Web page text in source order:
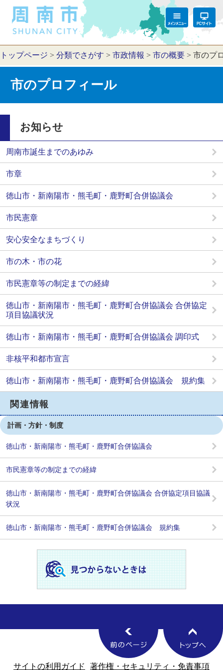
トップページ > 分類でさがす > 市政情報 > 市の概要 > 市のプ
市のプロフィール
お知らせ
周南市誕生までのあゆみ
市章
徳山市・新南陽市・熊毛町・鹿野町合併協議会
市民憲章
安心安全なまちづくり
市の木・市の花
市民憲章等の制定までの経緯
徳山市・新南陽市・熊毛町・鹿野町合併協議会 合併協定
項目協議状況
徳山市・新南陽市・熊毛町・鹿野町合併協議会 調印式
非核平和都市宣言
徳山市・新南陽市・熊毛町・鹿野町合併協議会 規約集
関連情報
計画・方針・制度
徳山市・新南陽市・熊毛町・鹿野町合併協議会
市民憲章等の制定までの経緯
徳山市・新南陽市・熊毛町・鹿野町合併協議会 合併協定項目協議
状況
徳山市・新南陽市・熊毛町・鹿野町合併協議会 規約集
サイトの利用ガイド 著作権・セキュリティ・免責事項